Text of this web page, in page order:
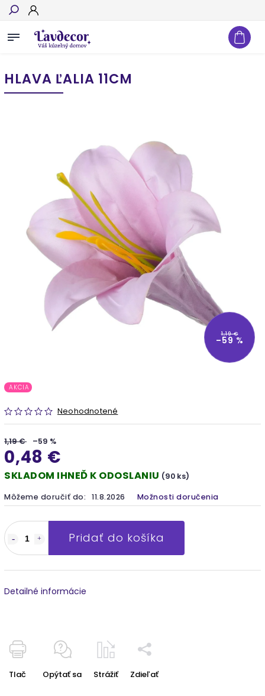
Hľadať
HLAVA ĽALIA 11CM
1,19 €
–59 %
AKCIA
Neohodnotené
1,19 € –59 %
0,48 €
SKLADOM IHNEĎ K ODOSLANIU (90 ks)
Môžeme doručiť do: 11.8.2026 Možnosti doručenia
Pridať do košíka
Detailné informácie
Tlač Opýtať sa Strážiť Zdieľať